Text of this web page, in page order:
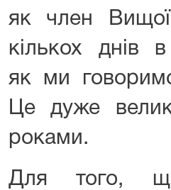
як член
кількох днів
як ми
Це дуже
роками.
Для того,